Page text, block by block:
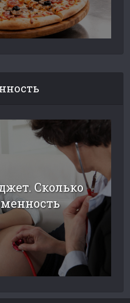
Сколько